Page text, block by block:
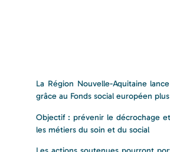
La Région Nouvelle-Aquitaine
grâce au Fonds social européen
Objectif : prévenir le décrochage
les métiers du soin et du social